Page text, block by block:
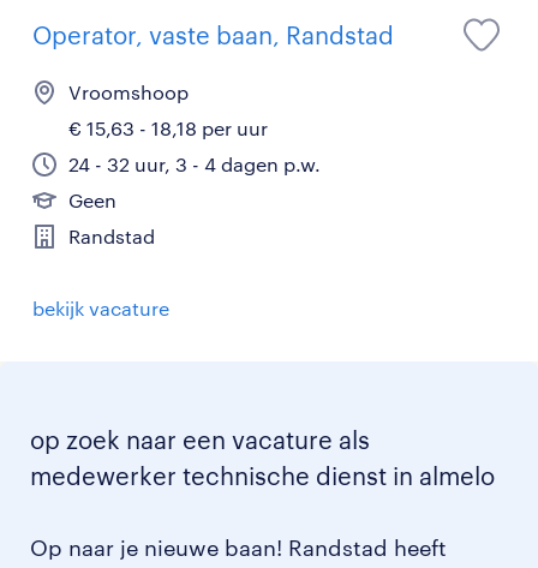
Operator, vaste baan, Randstad
Vroomshoop
€ 15,63 - 18,18 per uur
24 - 32 uur, 3 - 4 dagen p.w.
Geen
Randstad
bekijk vacature
op zoek naar een vacature als
medewerker technische dienst in almelo
Op naar je nieuwe baan! Randstad heeft